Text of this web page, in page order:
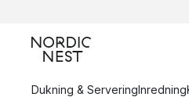
Dukning & ServeringInredning